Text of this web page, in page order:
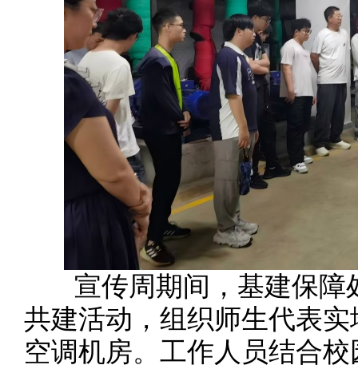
宣传周期间，基建保障
共建活动，组织师生代表
空调机房。工作人员结合